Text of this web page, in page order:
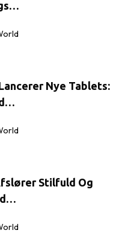
Nye Tablets:
Stilfuld Og